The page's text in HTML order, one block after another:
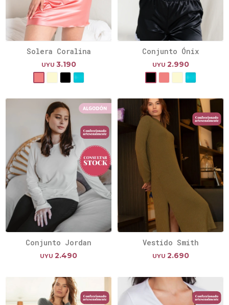
Solera Coralina
UYU 3.190
Conjunto Ónix
UYU 2.990
Conjunto Jordan
UYU 2.490
Vestido Smith
UYU 2.690